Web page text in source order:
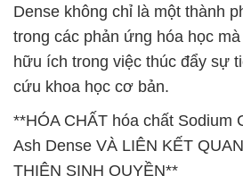
Dense không chỉ là một thành
trong các phản ứng hóa học
hữu ích trong việc thúc đẩy sự
cứu khoa học cơ bản.
**HÓA CHẤT hóa chất Sodium
Ash Dense VÀ LIÊN KẾT
THIỆN SINH QUYỀN**